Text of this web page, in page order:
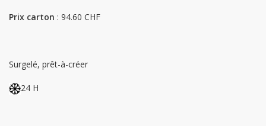
Prix carton : 94.60 CHF
Surgelé, prêt-à-créer
24 H